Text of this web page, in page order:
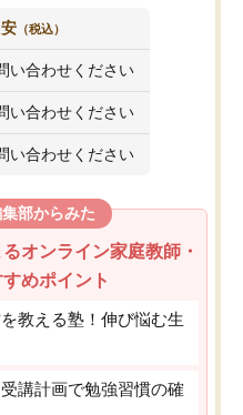
（税込）
い合わせください
い合わせください
い合わせください
部からみた
オンライン家庭教師・
めポイント
教える塾！伸び悩む生
講計画で勉強習慣の確